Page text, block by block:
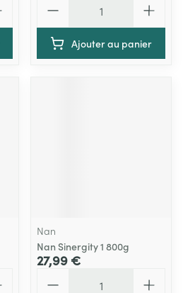
Ajouter au panier
Nan
Nan Sinergity 1 800g
27,99 €